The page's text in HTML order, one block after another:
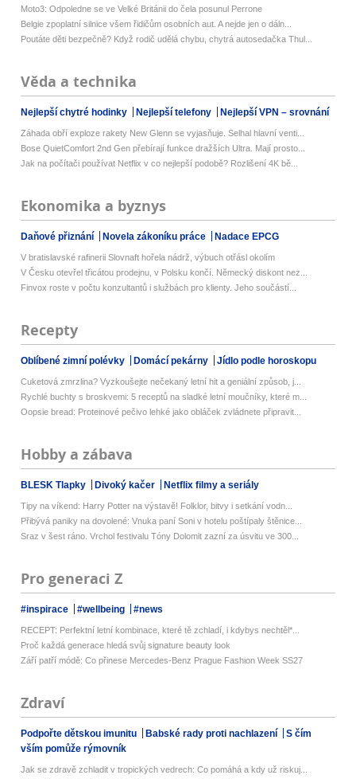
Moto3: Odpoledne se ve Velké Británii do čela posunul Perrone
Belgie zpoplatní silnice všem řidičům osobních aut. A nejde jen o dáln...
Poutáte děti bezpečně? Když rodič udělá chybu, chytrá autosedačka Thul...
Věda a technika
Nejlepší chytré hodinky Nejlepší telefony Nejlepší VPN – srovnání
Záhada obří exploze rakety New Glenn se vyjasňuje. Selhal hlavní venti...
Bose QuietComfort 2nd Gen přebírají funkce dražších Ultra. Mají prosto...
Jak na počítači používat Netflix v co nejlepší podobě? Rozlišení 4K bě...
Ekonomika a byznys
Daňové přiznání Novela zákoníku práce Nadace EPCG
V bratislavské rafinerii Slovnaft hořela nádrž, výbuch otřásl okolím
V Česku otevřel třicátou prodejnu, v Polsku končí. Německý diskont nez...
Finvox roste v počtu konzultantů i službách pro klienty. Jeho součástí...
Recepty
Oblíbené zimní polévky Domácí pekárny Jídlo podle horoskopu
Cuketová zmrzlina? Vyzkoušejte nečekaný letní hit a geniální způsob, j...
Rychlé buchty s broskvemi: 5 receptů na sladké letní moučníky, které m...
Oopsie bread: Proteinové pečivo lehké jako obláček zvládnete připravit...
Hobby a zábava
BLESK Tlapky Divoký kačer Netflix filmy a seriály
Tipy na víkend: Harry Potter na výstavě! Folklor, bitvy i setkání vodn...
Přibývá paniky na dovolené: Vnuka paní Soni v hotelu poštípaly štěnice...
Sraz v šest ráno. Vrchol festivalu Tóny Dolomit zazní za úsvitu ve 300...
Pro generaci Z
#inspirace #wellbeing #news
RECEPT: Perfektní letní kombinace, které tě zchladí, i kdybys nechtěl*...
Proč každá generace hledá svůj signature beauty look
Září patří módě: Co přinese Mercedes-Benz Prague Fashion Week SS27
Zdraví
Podpořte dětskou imunitu Babské rady proti nachlazení
S čím
vším pomůže rýmovník
Jak se zdravě zchladit v tropických vedrech: Co pomáhá a kdy už riskuj...